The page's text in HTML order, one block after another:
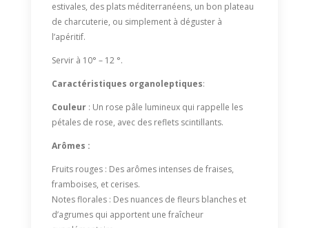
estivales, des plats méditerranéens, un bon plateau
de charcuterie, ou simplement à déguster à
l’apéritif.
Servir à 10° – 12 °.
Caractéristiques organoleptiques:
Couleur: Un rose pâle lumineux qui rappelle les
pétales de rose, avec des reflets scintillants.
Arômes :
Fruits rouges : Des arômes intenses de fraises,
framboises, et cerises.
Notes florales : Des nuances de fleurs blanches et
d’agrumes qui apportent une fraîcheur